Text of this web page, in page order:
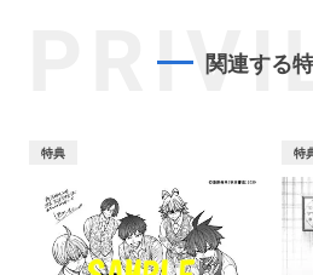
関連する
特典 特